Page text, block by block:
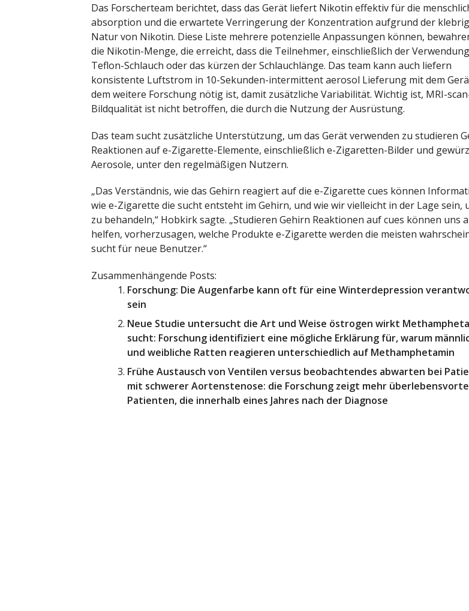
Das Forscherteam berichtet, dass das Gerät liefert Nikotin effektiv für die
absorption und die erwartete Verringerung der Konzentration aufgrund der
Natur von Nikotin. Diese Liste mehrere potenzielle Anpassungen können,
die Nikotin-Menge, die erreicht, dass die Teilnehmer, einschließlich der
Teflon-Schlauch oder das kürzen der Schlauchlänge. Das team kann auch liefern
konsistente Luftstrom in 10-Sekunden-intermittent aerosol Lieferung mit dem
dem weitere Forschung nötig ist, damit zusätzliche Variabilität. Wichtig ist, MRI-
Bildqualität ist nicht betroffen, die durch die Nutzung der Ausrüstung.
Das team sucht zusätzliche Unterstützung, um das Gerät verwenden zu studieren
Reaktionen auf e-Zigarette-Elemente, einschließlich e-Zigaretten-Bilder und
Aerosole, unter den regelmäßigen Nutzern.
„Das Verständnis, wie das Gehirn reagiert auf die e-Zigarette cues können
wie e-Zigarette die sucht entsteht im Gehirn, und wie wir vielleicht in der Lage sein,
zu behandeln,“ Hobkirk sagte. „Studieren Gehirn Reaktionen auf cues können uns
helfen, vorherzusagen, welche Produkte e-Zigarette werden die meisten
sucht für neue Benutzer.“
Zusammenhängende Posts:
Forschung: Die Augenfarbe kann oft für eine Winterdepression
sein
Neue Studie untersucht die Art und Weise östrogen wirkt
sucht: Forschung identifiziert eine mögliche Erklärung für, warum
und weibliche Ratten reagieren unterschiedlich auf Methamphetamin
Frühe Austausch von Ventilen versus beobachtendes abwarten bei
mit schwerer Aortenstenose: die Forschung zeigt mehr
Patienten, die innerhalb eines Jahres nach der Diagnose